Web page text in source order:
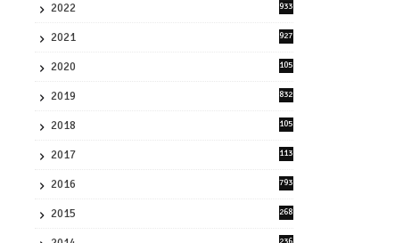
2022
933
2021
927
2020
105
2019
832
2018
105
2017
113
2016
793
2015
268